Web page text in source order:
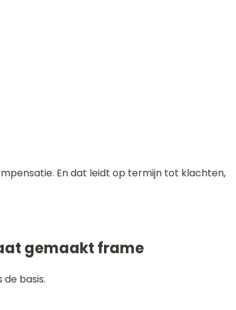
En dat leidt op termijn tot klachten,
gemaakt frame
de basis.